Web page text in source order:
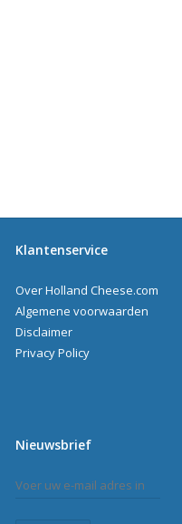
Klantenservice
Over Holland Cheese.com
Algemene voorwaarden
Disclaimer
Privacy Policy
Nieuwsbrief